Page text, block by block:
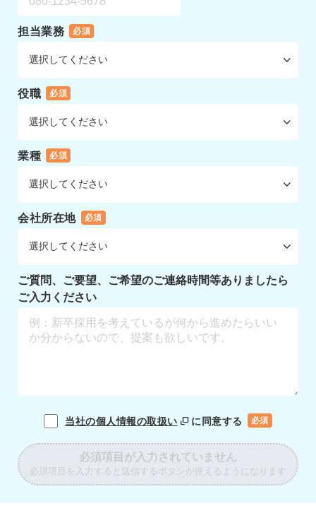
担当業務 必須
役職 必須
業種 必須
会社所在地 必須
ご質問、ご要望、ご希望のご連絡時間等ありましたら
ご入力ください
当社の個人情報の取扱い に同意する 必須
必須項目が入力されていません
必須項目を入力すると送信するボタンが使えるようになります